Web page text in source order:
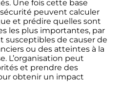
Une fois cette base
peuvent calculer
et prédire quelles sont
les plus importantes, par
susceptibles de causer de
ou des atteintes à la
L’organisation peut
et prendre des
obtenir un impact